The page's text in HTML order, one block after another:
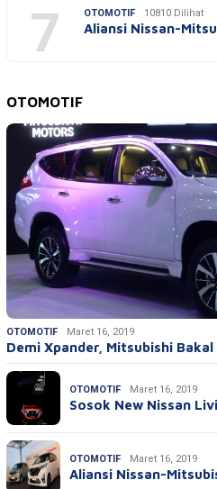
7 OTOMOTIF 10810 Dilihat
Aliansi Nissan-
OTOMOTIF
OTOMOTIF Maret 16, 2019
Demi Xpander, Mitsubishi
OTOMOTIF Maret 16, 2019
Sosok New Nissan
OTOMOTIF Maret 16, 2019
Aliansi Nissan-